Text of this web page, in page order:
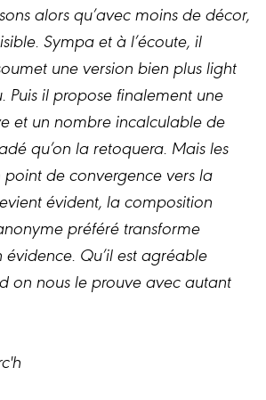
alors qu’avec moins de décor,
Sympa et à l’écoute, il
une version bien plus light
Puis il propose finalement une
et un nombre incalculable de
qu’on la retoquera. Mais les
point de convergence vers la
évident, la composition
préféré transforme
évidence. Qu’il est agréable
on nous le prouve avec autant